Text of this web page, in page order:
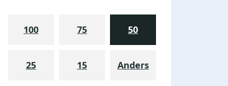
100 75 50
25 15 Anders